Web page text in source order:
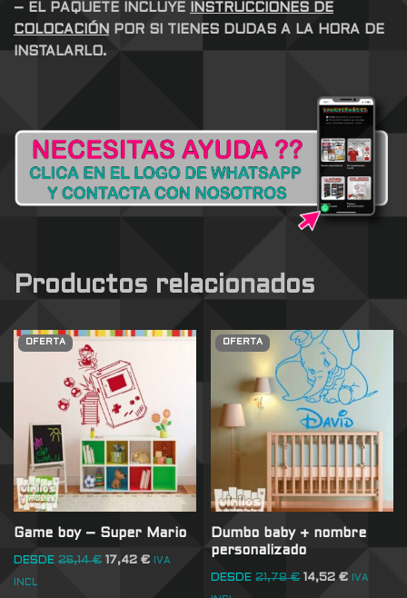
– EL PAQUETE INCLUYE
INSTRUCCIONES DE
COLOCACIÓN
POR SI TIENES DUDAS A LA HORA DE
INSTALARLO.
Productos relacionados
OFERTA
Game boy – Super Mario
DESDE 26,14€ 17,42 € IVA
INCL
OFERTA
Dumbo baby + nombre
personalizado
DESDE 21,78€ 14,52€ IVA